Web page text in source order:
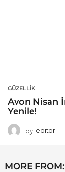
GÜZELLIK
Avon Nisan
Yenile!
by editor
MORE FROM: